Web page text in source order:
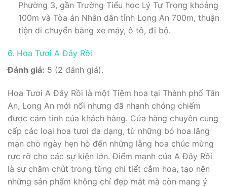
Phường 3, gần Trường Tiểu học Lý Tự Trọng khoảng
100m và Tòa án Nhân dân tỉnh Long An 700m, thuận
tiện di chuyển bằng xe máy, ô tô, đi bộ.
6. Hoa Tươi A Đây Rồi
Đánh giá: 5 (2 đánh giá).
Hoa Tươi A Đây Rồi là một Tiệm hoa tại Thành phố Tân
An, Long An mới nổi nhưng đã nhanh chóng chiếm
được cảm tình của khách hàng. Cửa hàng chuyên cung
cấp các loại hoa tươi đa dạng, từ những bó hoa lãng
mạn cho ngày hẹn hò đến những lẵng hoa chúc mừng
rực rỡ cho các sự kiện lớn. Điểm mạnh của A Đây Rồi
là sự chăm chút trong từng chi tiết cắm hoa, tạo nên
những sản phẩm không chỉ đẹp mắt mà còn mang ý